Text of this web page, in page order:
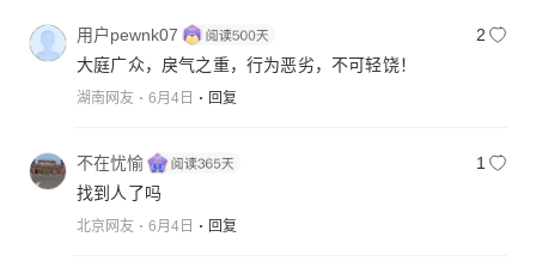
用户pewnk07
2
大庭广众，戾气之重，行为恶劣，不可轻饶！
湖南网友 6月4日 回复
不在忧愉
1
找到人了吗
北京网友 6月4日 回复